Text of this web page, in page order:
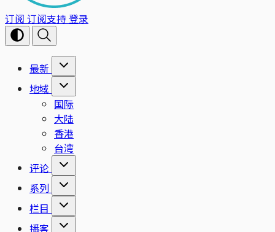
订阅 订阅支持登录
最新
地域
国际
大陆
香港
台湾
评论
系列
栏目
播客